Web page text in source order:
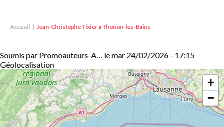
Accueil Jean-Christophe Tixier à Thonon-les-Bains
Soumis par Promoauteurs-A… lemar 24/02/2026 - 17:15
Géolocalisation
+
−